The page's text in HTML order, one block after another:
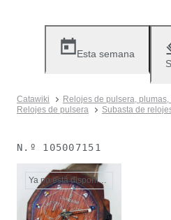
Esta semana
Catawiki
Relojes de pulsera,
Relojes de pulsera
Subasta de
N.º 105007151
Ya no está disponible